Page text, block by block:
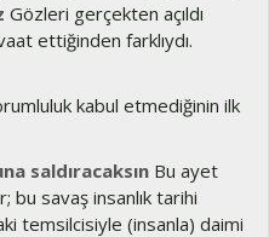
Gözleri gerçekten açıldı
ettiğinden farklıydı.
kabul etmediğinin ilk
saldıracaksın Bu ayet
bu savaş insanlık tarihi
temsilcisiyle (insanla) daimi